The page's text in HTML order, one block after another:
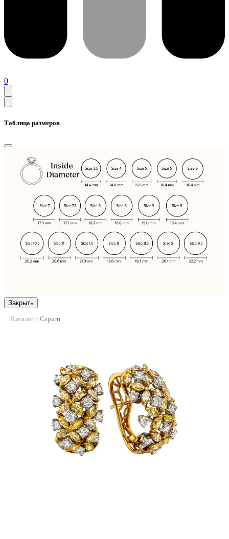
0
Таблица размеров
Закрыть
Каталог | Серьги